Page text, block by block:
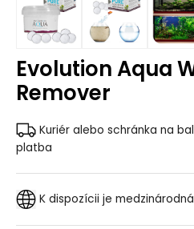
Evolution Aqua
Remover
Kuriér alebo schránka na
platba
K dispozícii je